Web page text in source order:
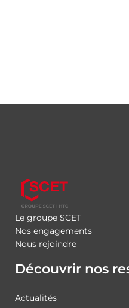
Le groupe SCET
Nos engagements
Nous rejoindre
Découvrir nos
Actualités